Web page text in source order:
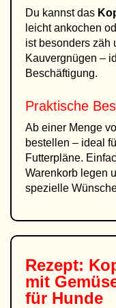
Du kannst das
leicht ankochen
ist besonders zäh
Kauvergnügen –
Beschäftigung.
Praktische
Ab einer Menge
bestellen – ideal
Futterpläne.
Warenkorb legen
spezielle
Rezept:
mit
für Hunde